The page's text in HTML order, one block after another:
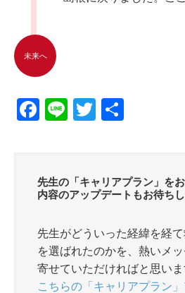
未来へ
F
e
b
o
o
k
Li
T
er
先生の「キャリアプラン」を
内容のアップデートもお待ち
先生がどういった経緯を経
を選ばれたのかを、熱いメ
寄せていただければと思いま
こちらの「キャリアプラン